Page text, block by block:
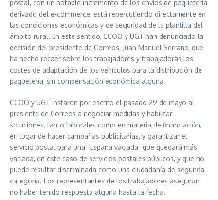
postal, con un notable incremento de los envíos de paquetería
derivado del e-commerce, está repercutiendo directamente en
las condiciones económicas y de seguridad de la plantilla del
ámbito rural. En este sentido, CCOO y UGT han denunciado la
decisión del presidente de Correos, Juan Manuel Serrano, que
ha hecho recaer sobre los trabajadores y trabajadoras los
costes de adaptación de los vehículos para la distribución de
paquetería, sin compensación económica alguna.
CCOO y UGT instaron por escrito el pasado 29 de mayo al
presiente de Correos a negociar medidas y habilitar
soluciones, tanto laborales como en materia de financiación,
en lugar de hacer campañas publicitarias, y garantizar el
servicio postal para una “España vaciada” que quedará más
vaciada, en este caso de servicios postales públicos, y que no
puede resultar discriminada como una ciudadanía de segunda
categoría. Los representantes de los trabajadores aseguran
no haber tenido respuesta alguna hasta la fecha.